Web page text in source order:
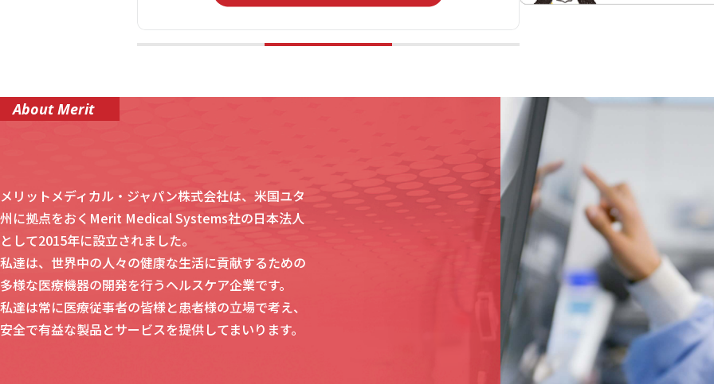
About Merit
メリットメディカル・ジャパン株式会社は、米国ユタ
州に拠点をおくMerit Medical Systems社の日本法人
として2015年に設立されました。
私達は、世界中の人々の健康な生活に貢献するための
多様な医療機器の開発を行うヘルスケア企業です。
私達は常に医療従事者の皆様と患者様の立場で考え、
安全で有益な製品とサービスを提供してまいります。